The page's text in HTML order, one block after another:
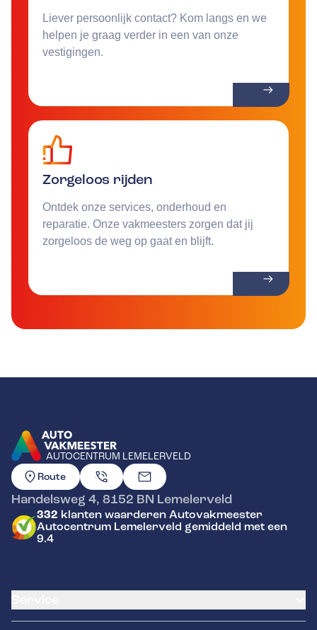
Liever persoonlijk contact? Kom langs en we
helpen je graag verder in een van onze
vestigingen.
Zorgeloos rijden
Ontdek onze services, onderhoud en
reparatie. Onze vakmeesters zorgen dat jij
zorgeloos de weg op gaat en blijft.
AUTOCENTRUM LEMELERVELD
GA NAAR DE HOMEPAGINA
Route
Handelsweg 4, 8152 BN Lemelerveld
332 klanten waarderen Autovakmeester
Autocentrum Lemelerveld gemiddeld met een
9.4